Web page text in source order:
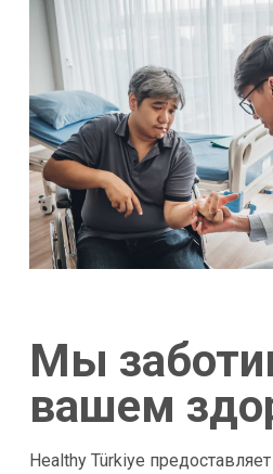
Мы
вашем
Healthy Türkiye